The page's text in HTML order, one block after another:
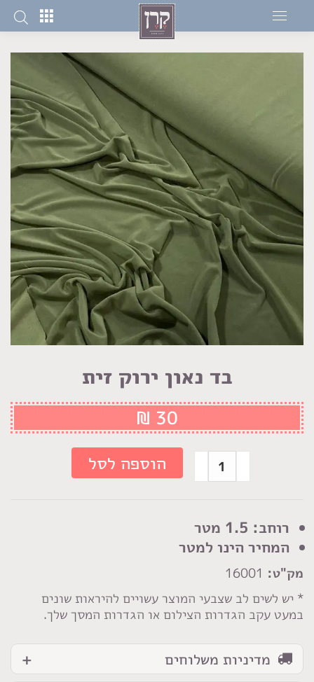
בד נאון ירוק זית
רוחב: 1.5 מטר
המחיר הינו למטר
מק"ט:
* יש לשים לב שצבעי המוצר עשויים להיראות שונים
במעט עקב הגדרות הצילום או הגדרות המסך שלך.
₪ 30
כמות
של
נאון
ירוק
זית
הוספה לסל
מדיניות משלוחים